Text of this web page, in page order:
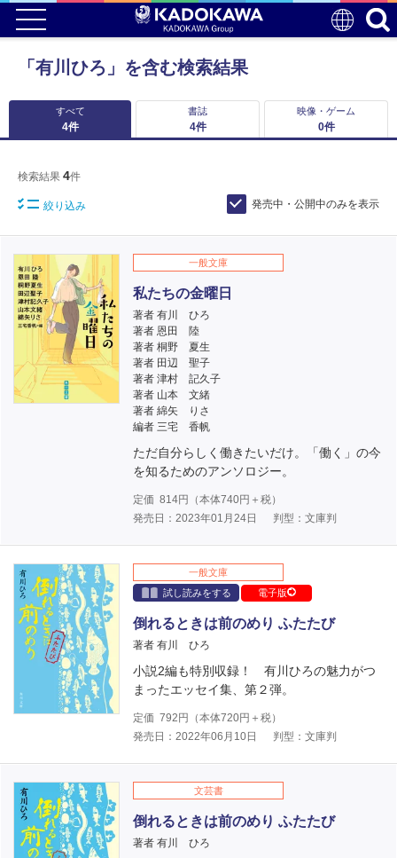
「有川ひろ」を含む検索結果
すべて
4件
書誌
4件
映像・ゲーム
0件
検索結果 4件
絞り込み 発売中・公開中のみを表示
一般文庫
私たちの金曜日
著者 有川 ひろ
著者 恩田 陸
著者 桐野 夏生
著者 田辺 聖子
著者 津村 記久子
著者 山本 文緒
著者 綿矢 りさ
編者 三宅 香帆
ただ自分らしく働きたいだけ。「働く」の今
を知るためのアンソロジー。
定価 814円（本体740円＋税）
発売日：2023年01月24日
判型：文庫判
一般文庫
試し読みをする
電子版
倒れるときは前のめり ふたたび
著者 有川 ひろ
小説2編も特別収録！ 有川ひろの魅力がつ
まったエッセイ集、第２弾。
定価 792 円（本体720円＋税）
発売日：2022年06月10日
判型：文庫判
文芸書
倒れるときは前のめり ふたたび
著者 有川 ひろ